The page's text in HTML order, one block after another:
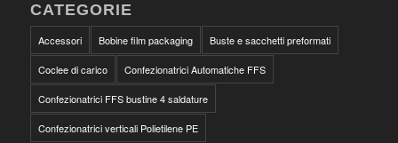
CATEGORIE
Accessori Bobine film packaging Buste e sacchetti preformati
Coclee di carico Confezionatrici Automatiche FFS
Confezionatrici FFS bustine 4 saldature
Confezionatrici verticali Polietilene PE